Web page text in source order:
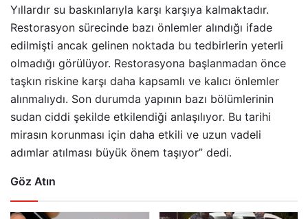
Yıllardır su baskınlarıyla karşı karşıya kalmaktadır.
Restorasyon sürecinde bazı önlemler alındığı ifade
edilmişti ancak gelinen noktada bu tedbirlerin yeterli
olmadığı görülüyor. Restorasyona başlanmadan önce
taşkın riskine karşı daha kapsamlı ve kalıcı önlemler
alınmalıydı. Son durumda yapının bazı bölümlerinin
sudan ciddi şekilde etkilendiği anlaşılıyor. Bu tarihi
mirasın korunması için daha etkili ve uzun vadeli
adımlar atılması büyük önem taşıyor” dedi.
Göz Atın